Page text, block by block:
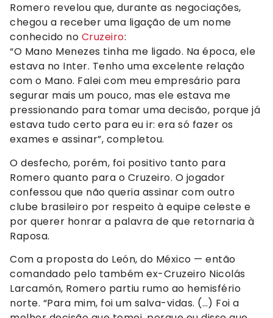
Romero revelou que, durante as negociações,
chegou a receber uma ligação de um nome
conhecido no Cruzeiro:
“O Mano Menezes tinha me ligado. Na época, ele
estava no Inter. Tenho uma excelente relação
com o Mano. Falei com meu empresário para
segurar mais um pouco, mas ele estava me
pressionando para tomar uma decisão, porque já
estava tudo certo para eu ir: era só fazer os
exames e assinar”, completou.
O desfecho, porém, foi positivo tanto para
Romero quanto para o Cruzeiro. O jogador
confessou que não queria assinar com outro
clube brasileiro por respeito à equipe celeste e
por querer honrar a palavra de que retornaria à
Raposa.
Com a proposta do León, do México — então
comandado pelo também ex-Cruzeiro Nicolás
Larcamón, Romero partiu rumo ao hemisfério
norte. “Para mim, foi um salva-vidas. (…) Foi a